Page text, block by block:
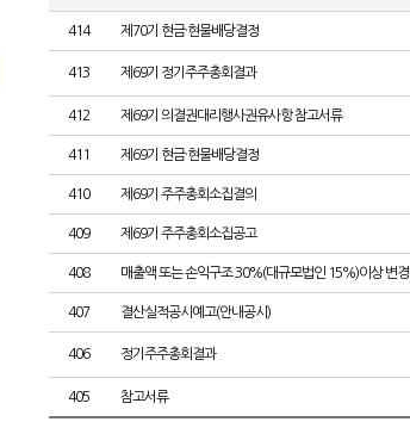
414 제70기 현금·현물배당결정
413 제69기 정기주주총회결과
412 제69기 의결권대리행사권유사항 참고서류
411 제69기 현금·현물배당결정
410 제69기 주주총회소집결의
409 제69기 주주총회소집공고
408 매출액 또는 손익구조 30%(대규모법인 15%)이상 변경
407 결산실적공시예고(안내공시)
406 정기주주총회결과
405 참고서류